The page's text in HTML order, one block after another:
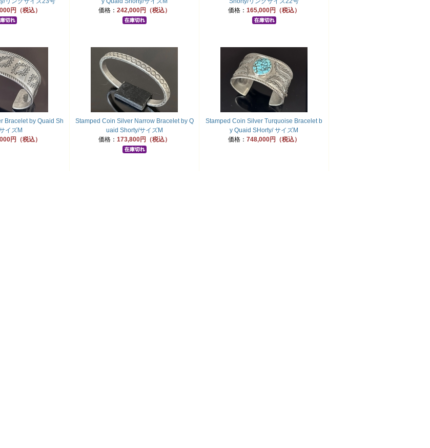
円（税込）
価格： 242,000円（税込）
価格： 165,000円（税込）
Bracelet by Quaid Sh
イズM
円（税込）
Stamped Coin Silver Narrow Bracelet by Q
uaid Shorty/サイズM
価格： 173,800円（税込）
Stamped Coin Silver Turquoise Bracelet b
y Quaid SHorty/ サイズM
価格： 748,000円（税込）